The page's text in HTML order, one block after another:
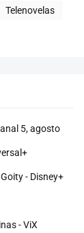
Telenovelas
5, agosto
- Disney+
- ViX